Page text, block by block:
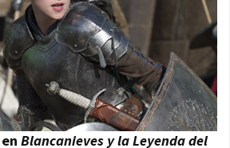
Blancanieves y la Leyenda del